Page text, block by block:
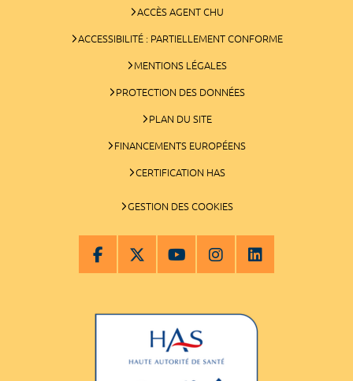
ACCÈS AGENT CHU
ACCESSIBILITÉ : PARTIELLEMENT CONFORME
MENTIONS LÉGALES
PROTECTION DES DONNÉES
PLAN DU SITE
FINANCEMENTS EUROPÉENS
CERTIFICATION HAS
GESTION DES COOKIES